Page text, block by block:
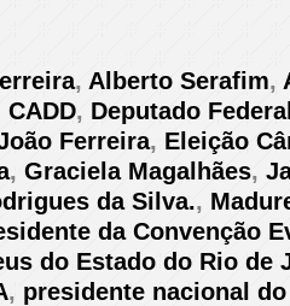
, Alberto Serafim,
CADD, Deputado
Ferreira, Eleição
, Graciela Magalhães,
da Silva.,
da Convenção
do Estado do Rio de
, presidente nacional do